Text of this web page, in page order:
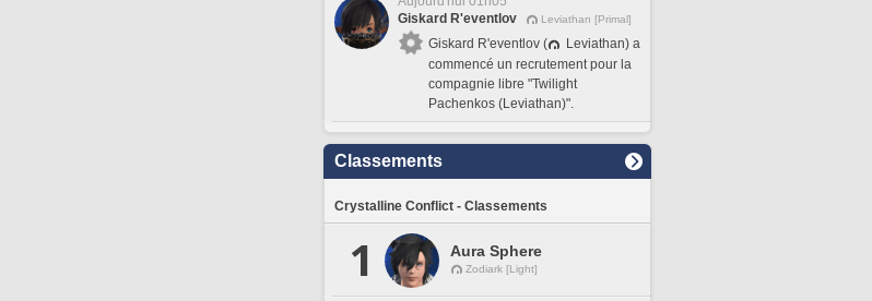
Giskard R'eventlov
Leviathan [Primal]
Giskard R'eventlov (
Leviathan) a
commencé un recrutement pour la
compagnie libre "Twilight
Pachenkos (Leviathan)".
Classements
Crystalline Conflict - Classements
1 Aura Sphere
Zodiark [Light]